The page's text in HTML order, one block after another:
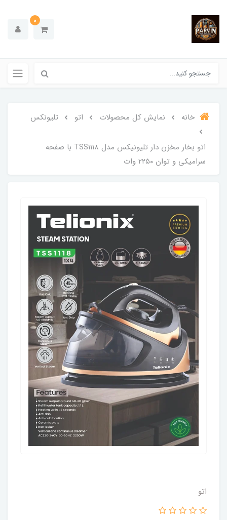
0
خانه نمایش کل محصولات اتو تلیونکس
اتو بخار مخزن دار تلیونیکس مدل TSS1118 با صفحه
سرامیکی و توان ۲۲۵۰ وات
اتو